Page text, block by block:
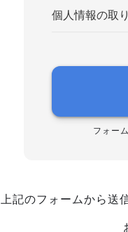
個人情報の取
フォー
上記のフォームから送